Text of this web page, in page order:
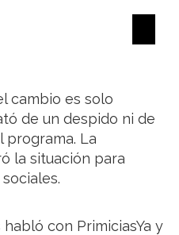
cambio es solo
de un despido ni de
programa. La
la situación para
con PrimiciasYa y